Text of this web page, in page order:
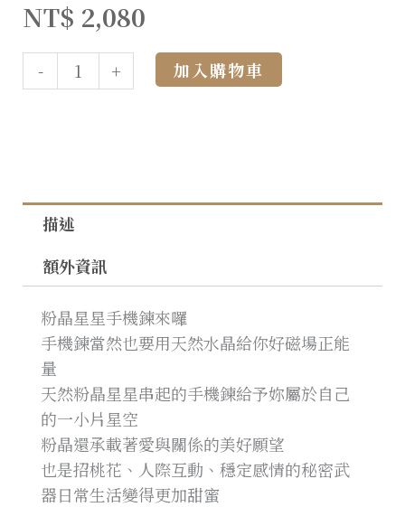
NT$ 2,080
- + 加入購物車
描述
額外資訊
粉晶星星手機鍊來囉
手機鍊當然也要用天然水晶給你好磁場正能
量
天然粉晶星星串起的手機鍊給予妳屬於自己
的一小片星空
粉晶還承載著愛與關係的美好願望
也是招桃花、人際互動、穩定感情的秘密武
器日常生活變得更加甜蜜